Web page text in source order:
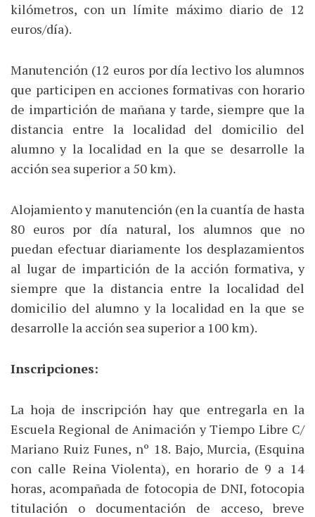
kilómetros, con un límite máximo diario de 12
euros/día).
Manutención (12 euros por día lectivo los alumnos
que participen en acciones formativas con horario
de impartición de mañana y tarde, siempre que la
distancia entre la localidad del domicilio del
alumno y la localidad en la que se desarrolle la
acción sea superior a 50 km).
Alojamiento y manutención (en la cuantía de hasta
80 euros por día natural, los alumnos que no
puedan efectuar diariamente los desplazamientos
al lugar de impartición de la acción formativa, y
siempre que la distancia entre la localidad del
domicilio del alumno y la localidad en la que se
desarrolle la acción sea superior a 100 km).
Inscripciones:
La hoja de inscripción hay que entregarla en la
Escuela Regional de Animación y Tiempo Libre C/
Mariano Ruiz Funes, nº 18. Bajo, Murcia, (Esquina
con calle Reina Violenta), en horario de 9 a 14
horas, acompañada de fotocopia de DNI, fotocopia
titulación o documentación de acceso, breve